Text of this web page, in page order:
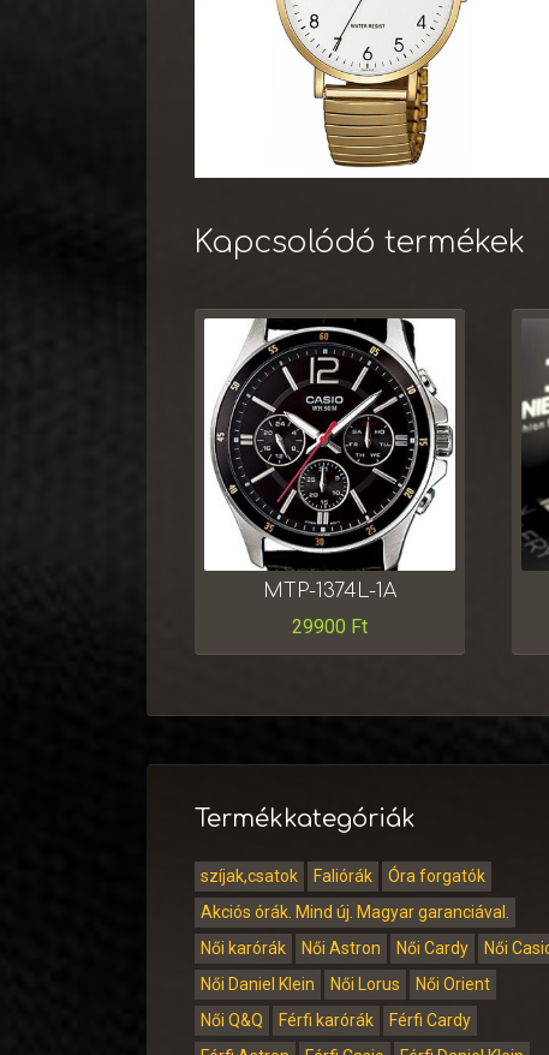
Kapcsolódó termékek
MTP-1374L-1A
29900 Ft
Termékkategóriák
szíjak,csatok Faliórák
Óra forgatók
Akciós órák. Mind új. Magyar garanciával.
Női karórák
Női Astron Női Cardy
Női
Női Daniel Klein
Női Lorus
Női Orient
Női Q&Q
Férfi karórák
Férfi Cardy